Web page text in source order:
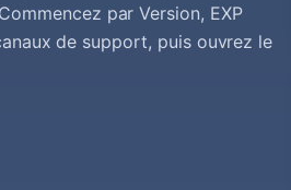
par Version, EXP
de support, puis ouvrez le